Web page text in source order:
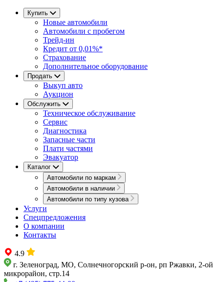
Купить
Новые автомобили
Автомобили с пробегом
Трейд-ин
Кредит от 0,01%*
Страхование
Дополнительное оборудование
Продать
Выкуп авто
Аукцион
Обслужить
Техническое обслуживание
Сервис
Диагностика
Запасные части
Плати частями
Эвакуатор
Каталог
Автомобили по маркам
Автомобили в наличии
Автомобили по типу кузова
Услуги
Спецпредложения
О компании
Контакты
4.9
г. Зеленоград, МО, Солнечногорский р-он, рп Ржавки, 2-ой
микрорайон, стр.14